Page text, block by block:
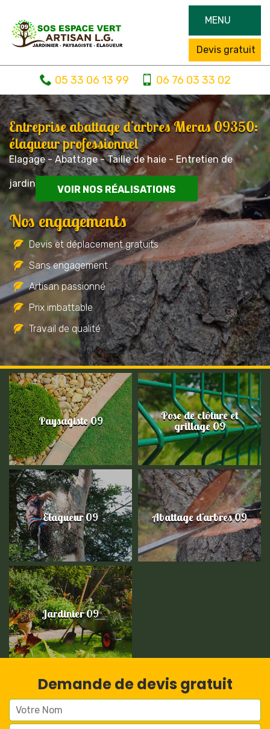
MENU
Devis gratuit
05 33 06 13 99 06 76 03 33 02
Entreprise abattage d'arbres Meras 09350:
élagueur professionnel
Elagage - Abattage - Taille de haie - Entretien de
jardin
VOIR NOS RÉALISATIONS
Nos engagements
Devis et déplacement gratuits
Sans engagement
Artisan passionné
Prix imbattable
Travail de qualité
Paysagiste 09 Pose de clôture et
grillage 09
Elagueur 09 Abattage d'arbres 09
Jardinier 09
Demande de devis gratuit